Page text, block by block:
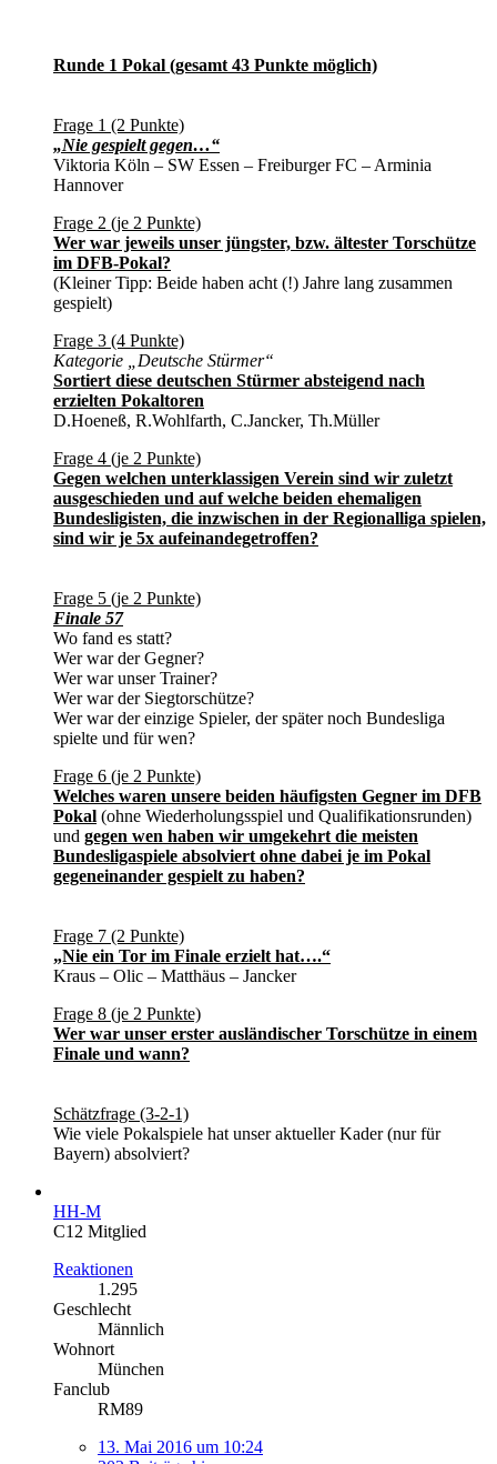
Runde 1 Pokal (gesamt 43 Punkte möglich)
Frage 1 (2 Punkte)
„Nie gespielt gegen…“
Viktoria Köln – SW Essen – Freiburger FC – Arminia
Hannover
Frage 2 (je 2 Punkte)
Wer war jeweils unser jüngster, bzw. ältester Torschütze
im DFB-Pokal?
(Kleiner Tipp: Beide haben acht (!) Jahre lang zusammen
gespielt)
Frage 3 (4 Punkte)
Kategorie „Deutsche Stürmer“
Sortiert diese deutschen Stürmer absteigend nach
erzielten Pokaltoren
D.Hoeneß, R.Wohlfarth, C.Jancker, Th.Müller
Frage 4 (je 2 Punkte)
Gegen welchen unterklassigen Verein sind wir zuletzt
ausgeschieden und auf welche beiden ehemaligen
Bundesligisten, die inzwischen in der Regionalliga spielen,
sind wir je 5x aufeinandegetroffen?
Frage 5 (je 2 Punkte)
Finale 57
Wo fand es statt?
Wer war der Gegner?
Wer war unser Trainer?
Wer war der Siegtorschütze?
Wer war der einzige Spieler, der später noch Bundesliga
spielte und für wen?
Frage 6 (je 2 Punkte)
Welches waren unsere beiden häufigsten Gegner im DFB
Pokal (ohne Wiederholungsspiel und Qualifikationsrunden)
und gegen wen haben wir umgekehrt die meisten
Bundesligaspiele absolviert ohne dabei je im Pokal
gegeneinander gespielt zu haben?
Frage 7 (2 Punkte)
„Nie ein Tor im Finale erzielt hat….“
Kraus – Olic – Matthäus – Jancker
Frage 8 (je 2 Punkte)
Wer war unser erster ausländischer Torschütze in einem
Finale und wann?
Schätzfrage (3-2-1)
Wie viele Pokalspiele hat unser aktueller Kader (nur für
Bayern) absolviert?
HH-M
C12 Mitglied
Reaktionen
1.295
Geschlecht
Männlich
Wohnort
München
Fanclub
RM89
13. Mai 2016 um 10:24